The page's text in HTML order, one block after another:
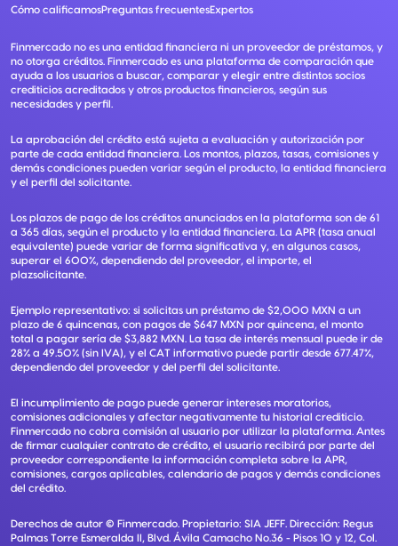
Cómo calificamosPreguntas frecuentesExpertos
Finmercado no es una entidad financiera ni un proveedor de préstamos, y
no otorga créditos. Finmercado es una plataforma de comparación que
ayuda a los usuarios a buscar, comparar y elegir entre distintos socios
crediticios acreditados y otros productos financieros, según sus
necesidades y perfil.
La aprobación del crédito está sujeta a evaluación y autorización por
parte de cada entidad financiera. Los montos, plazos, tasas, comisiones y
demás condiciones pueden variar según el producto, la entidad financiera
y el perfil del solicitante.
Los plazos de pago de los créditos anunciados en la plataforma son de 61
a 365 días, según el producto y la entidad financiera. La APR (tasa anual
equivalente) puede variar de forma significativa y, en algunos casos,
superar el 600%, dependiendo del proveedor, el importe, el
plazsolicitante.
Ejemplo representativo: si solicitas un préstamo de $2,000 MXN a un
plazo de 6 quincenas, con pagos de $647 MXN por quincena, el monto
total a pagar sería de $3,882 MXN. La tasa de interés mensual puede ir de
28% a 49.50% (sin IVA), y el CAT informativo puede partir desde 677.47%,
dependiendo del proveedor y del perfil del solicitante.
El incumplimiento de pago puede generar intereses moratorios,
comisiones adicionales y afectar negativamente tu historial crediticio.
Finmercado no cobra comisión al usuario por utilizar la plataforma. Antes
de firmar cualquier contrato de crédito, el usuario recibirá por parte del
proveedor correspondiente la información completa sobre la APR,
comisiones, cargos aplicables, calendario de pagos y demás condiciones
del crédito.
Derechos de autor © Finmercado. Propietario: SIA JEFF. Dirección: Regus
Palmas Torre Esmeralda II, Blvd. Ávila Camacho No.36 - Pisos 10 y 12, Col.